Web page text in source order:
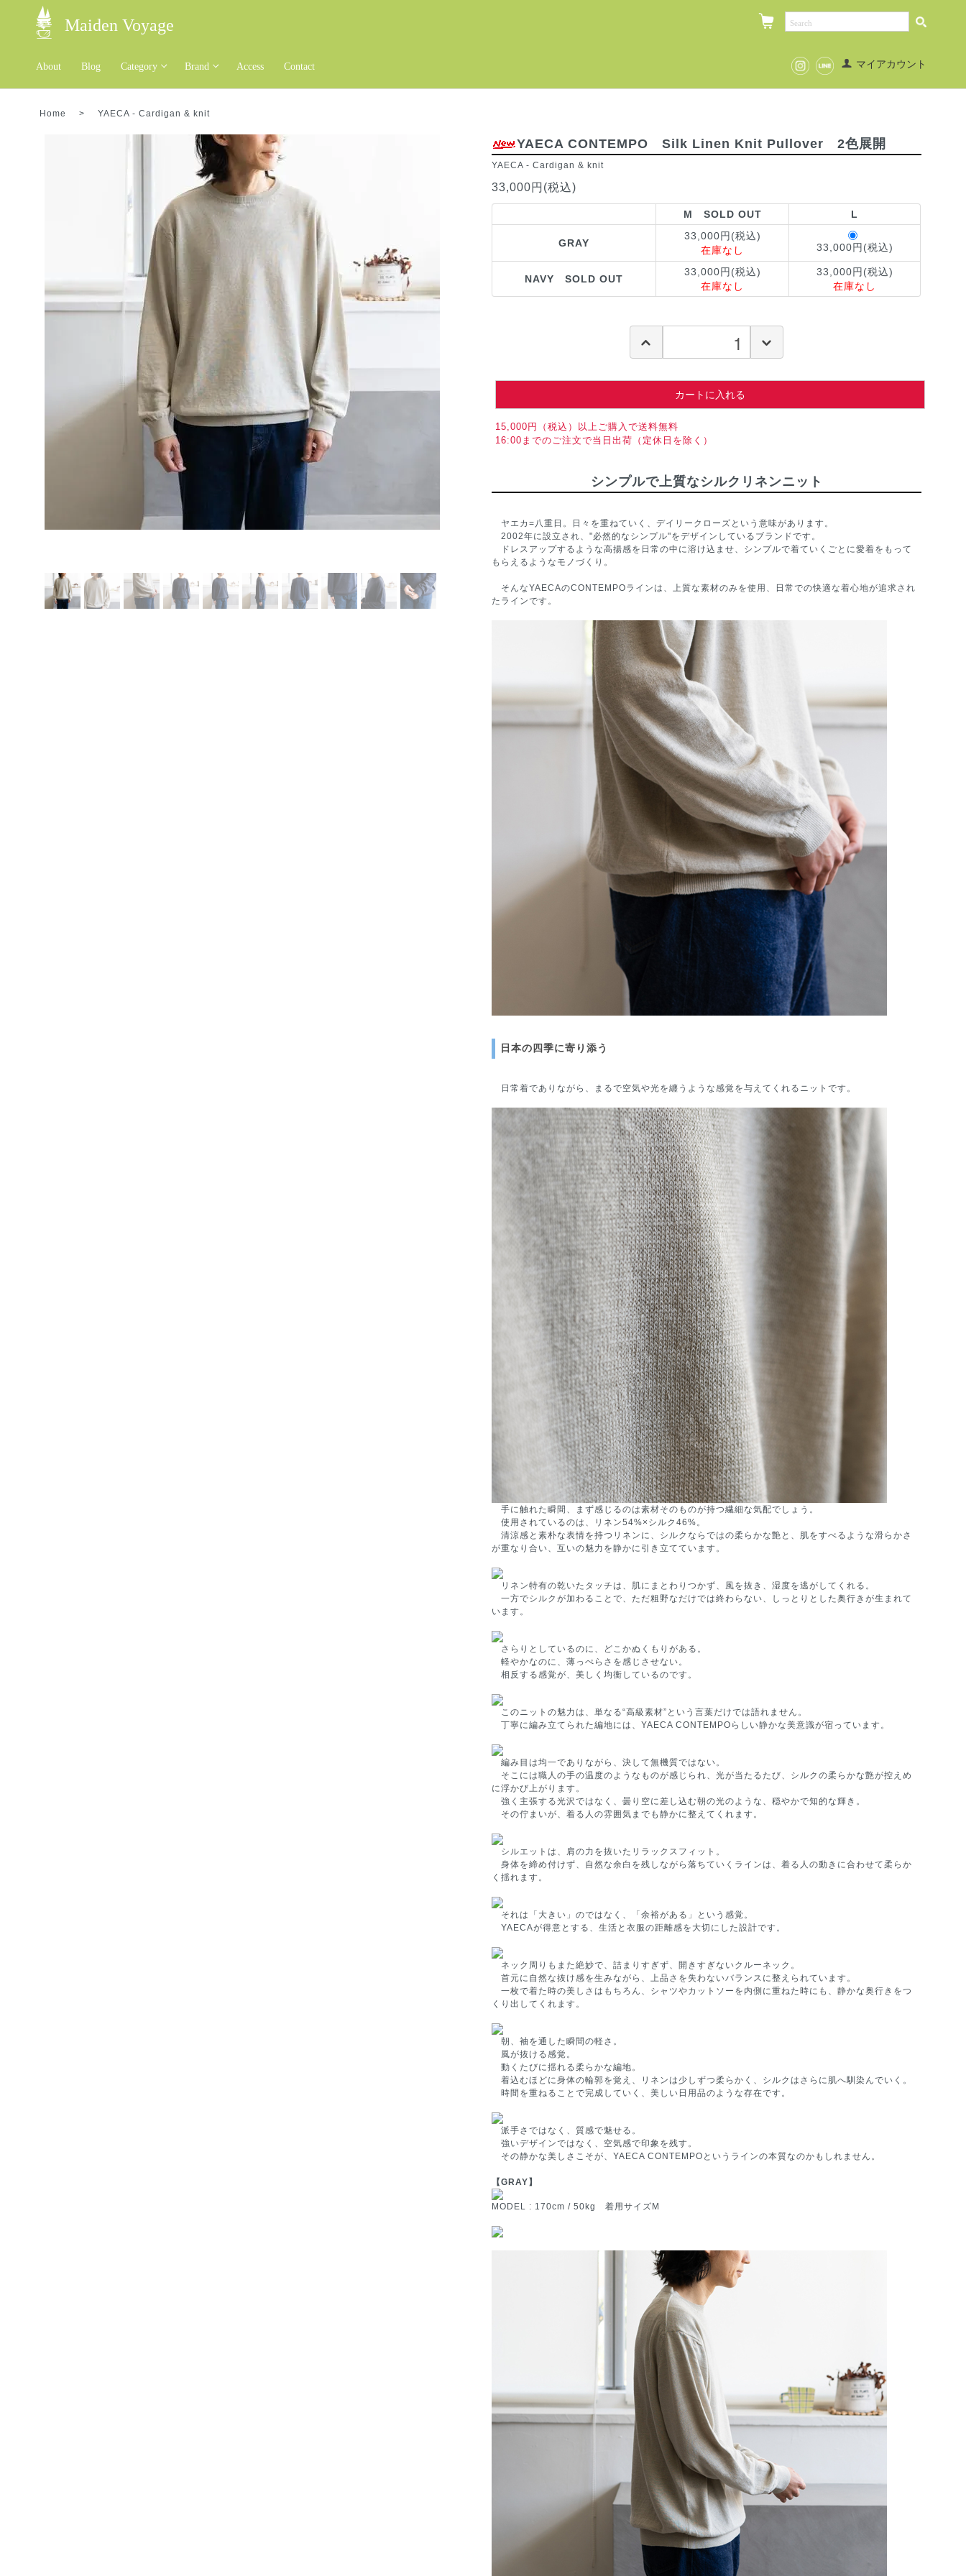
Maiden Voyage
About Blog Category Brand Access Contact マイアカウント
Home > YAECA - Cardigan & knit
YAECA CONTEMPO Silk Linen Knit Pullover 2色展開
YAECA -Cardigan & knit
33,000円(税込)
M SOLD OUT L
GRAY
33,000円(税込)
在庫なし
33,000円(税込)
NAVY SOLD OUT
33,000円(税込)
在庫なし
33,000円(税込)
在庫なし
カートに入れる
15,000円（税込）以上ご購入で送料無料
16:00までのご注文で当日出荷（定休日を除く）
シンプルで上質なシルクリネンニット
ヤエカ=八重日。日々を重ねていく、デイリークローズという意味があります。
2002年に設立され、"必然的なシンプル"をデザインしているブランドです。
ドレスアップするような高揚感を日常の中に溶け込ませ、シンプルで着ていくごとに愛着をもって
もらえるようなモノづくり。
そんなYAECAのCONTEMPOラインは、上質な素材のみを使用、日常での快適な着心地が追求され
たラインです。
日本の四季に寄り添う
日常着でありながら、まるで空気や光を纏うような感覚を与えてくれるニットです。
手に触れた瞬間、まず感じるのは素材そのものが持つ繊細な気配でしょう。
使用されているのは、リネン54%×シルク46%。
清涼感と素朴な表情を持つリネンに、シルクならではの柔らかな艶と、肌をすべるような滑らかさ
が重なり合い、互いの魅力を静かに引き立てています。
リネン特有の乾いたタッチは、肌にまとわりつかず、風を抜き、湿度を逃がしてくれる。
一方でシルクが加わることで、ただ粗野なだけでは終わらない、しっとりとした奥行きが生まれて
います。
さらりとしているのに、どこかぬくもりがある。
軽やかなのに、薄っぺらさを感じさせない。
相反する感覚が、美しく均衡しているのです。
このニットの魅力は、単なる“高級素材”という言葉だけでは語れません。
丁寧に編み立てられた編地には、YAECA CONTEMPOらしい静かな美意識が宿っています。
編み目は均一でありながら、決して無機質ではない。
そこには職人の手の温度のようなものが感じられ、光が当たるたび、シルクの柔らかな艶が控えめ
に浮かび上がります。
強く主張する光沢ではなく、曇り空に差し込む朝の光のような、穏やかで知的な輝き。
その佇まいが、着る人の雰囲気までも静かに整えてくれます。
シルエットは、肩の力を抜いたリラックスフィット。
身体を締め付けず、自然な余白を残しながら落ちていくラインは、着る人の動きに合わせて柔らか
く揺れます。
それは「大きい」のではなく、「余裕がある」という感覚。
YAECAが得意とする、生活と衣服の距離感を大切にした設計です。
ネック周りもまた絶妙で、詰まりすぎず、開きすぎないクルーネック。
首元に自然な抜け感を生みながら、上品さを失わないバランスに整えられています。
一枚で着た時の美しさはもちろん、シャツやカットソーを内側に重ねた時にも、静かな奥行きをつ
くり出してくれます。
朝、袖を通した瞬間の軽さ。
風が抜ける感覚。
動くたびに揺れる柔らかな編地。
着込むほどに身体の輪郭を覚え、リネンは少しずつ柔らかく、シルクはさらに肌へ馴染んでいく。
時間を重ねることで完成していく、美しい日用品のような存在です。
派手さではなく、質感で魅せる。
強いデザインではなく、空気感で印象を残す。
その静かな美しさこそが、YAECA CONTEMPOというラインの本質なのかもしれません。
【GRAY】
MODEL : 170cm / 50kg 着用サイズM